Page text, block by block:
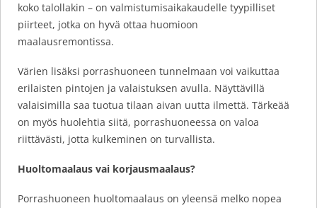
koko talollakin – on valmistumisaikakaudelle tyypilliset
piirteet, jotka on hyvä ottaa huomioon
maalausremontissa.
Värien lisäksi porrashuoneen tunnelmaan voi vaikuttaa
erilaisten pintojen ja valaistuksen avulla. Näyttävillä
valaisimilla saa tuotua tilaan aivan uutta ilmettä. Tärkeää
on myös huolehtia siitä, porrashuoneessa on valoa
riittävästi, jotta kulkeminen on turvallista.
Huoltomaalaus vai korjausmaalaus?
Porrashuoneen huoltomaalaus on yleensä melko nopea